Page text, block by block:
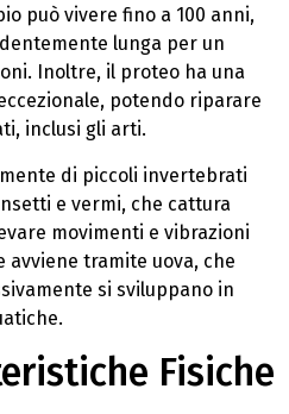
può vivere fino a 100 anni,
lunga per un
Inoltre, il proteo ha una
potendo riparare
inclusi gli arti.
di piccoli invertebrati
e vermi, che cattura
movimenti e vibrazioni
avviene tramite uova, che
si sviluppano in
Fisiche